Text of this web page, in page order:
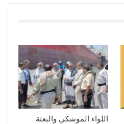
اللواء الموشكي والبعثة